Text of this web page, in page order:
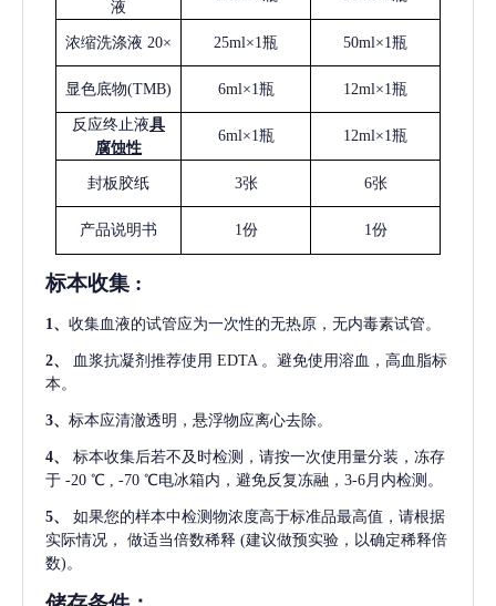
液
浓缩洗涤液 20× 25ml×1瓶 50ml×1瓶
显色底物(TMB) 6ml×1瓶 12ml×1瓶
反应终止液具
腐蚀性
6ml×1瓶 12ml×1瓶
封板胶纸 3张 6张
产品说明书 1份 1份
标本收集 :
1、 收集血液的试管应为一次性的无热原，无内毒素试管。
2、 血浆抗凝剂推荐使用 EDTA 。避免使用溶血，高血脂标
本。
3、 标本应清澈透明，悬浮物应离心去除。
4、
标本收集后若不及时检测，请按一次使用量分装，冻存
于 -20 ℃ , -70 ℃电冰箱内，避免反复冻融，3-6月内检测。
5、
如果您的样本中检测物浓度高于标准品最高值，请根据
实际情况，
做适当倍数稀释 (建议做预实验，以确定稀释倍
数)。